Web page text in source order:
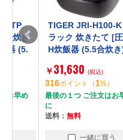
TIGER JRI-H100-K ブ
ラック 炊きたて [圧力I
H炊飯器 (5.5合炊き)]
31,630 (税込)
ポイント（1 %）
最後の１つ ご注文はお早め
無料
一緒に買う